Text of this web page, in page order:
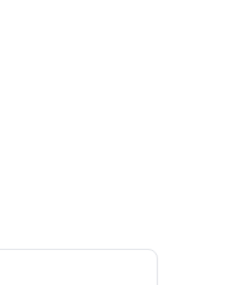
de tenerife